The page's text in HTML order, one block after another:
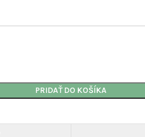
PRIDAŤ DO KOŠÍKA